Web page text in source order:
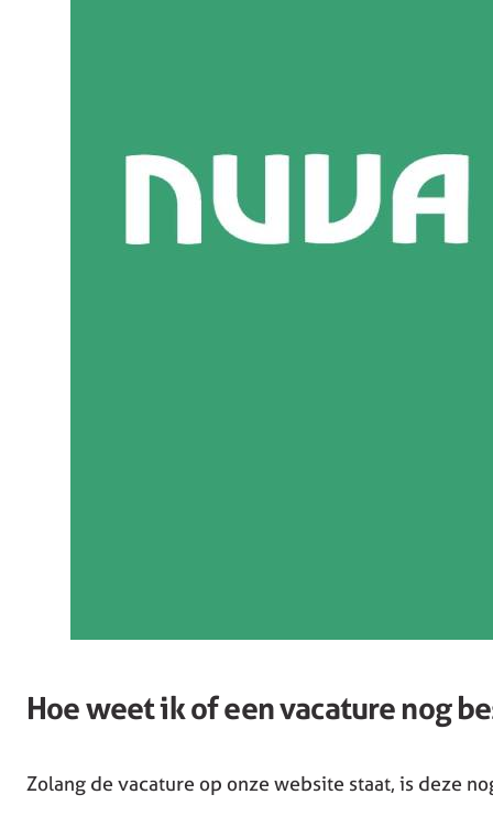
Hoe weet ik of een vacature nog
Zolang de vacature op onze website staat, is deze